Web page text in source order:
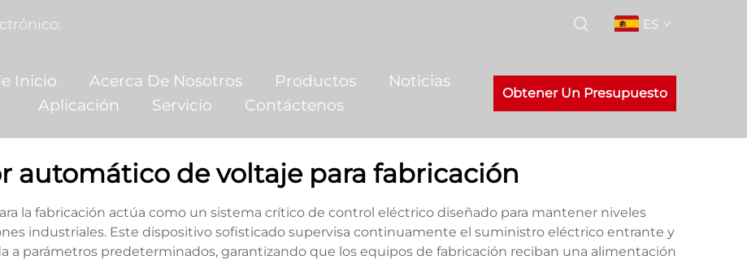
ES
Inicio Acerca De Nosotros Productos
Noticias
Aplicación
Servicio Contáctenos
Obtener Un Presupuesto
automático de voltaje para fabricación
la fabricación actúa como un sistema crítico de control eléctrico diseñado para mantener niveles
industriales. Este dispositivo sofisticado supervisa continuamente el suministro eléctrico entrante y
a parámetros predeterminados, garantizando que los equipos de fabricación reciban una alimentación